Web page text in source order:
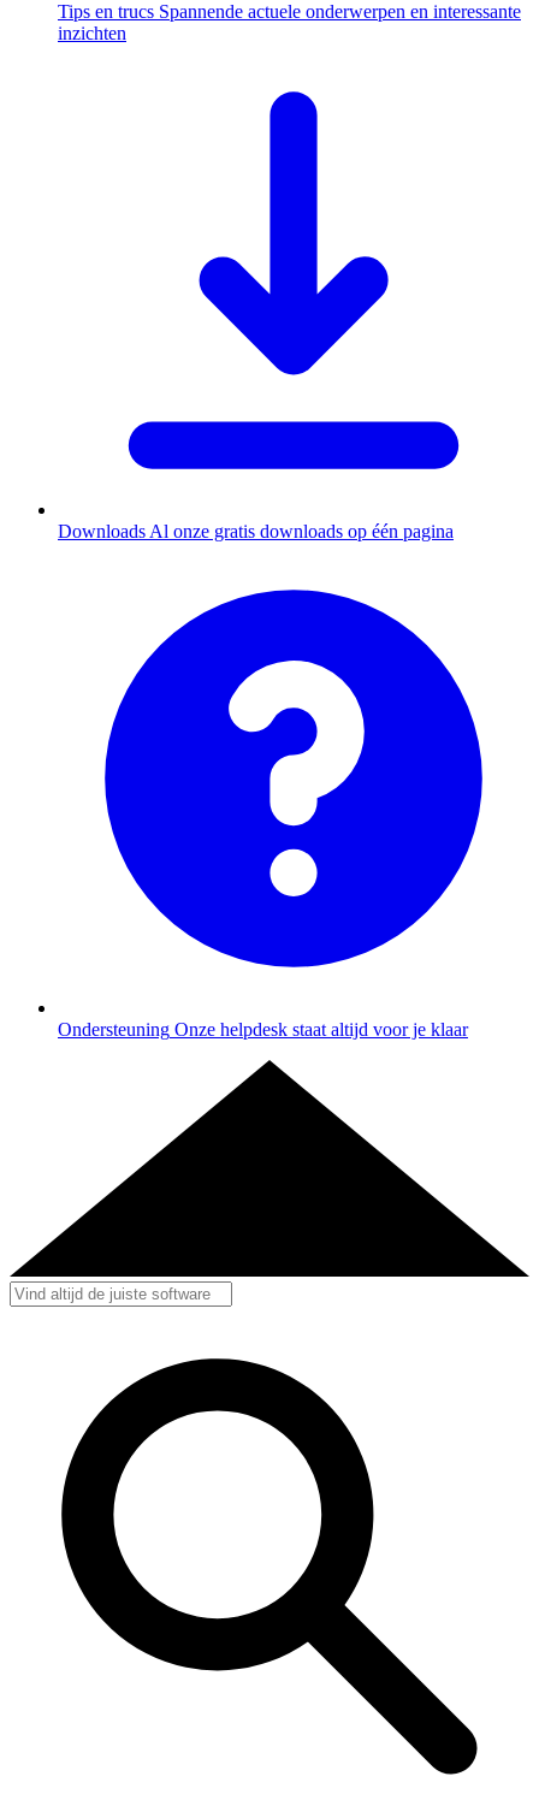
Tips en trucs Spannende actuele onderwerpen en interessante
inzichten
Downloads Al onze gratis downloads op één pagina
Ondersteuning Onze helpdesk staat altijd voor je klaar